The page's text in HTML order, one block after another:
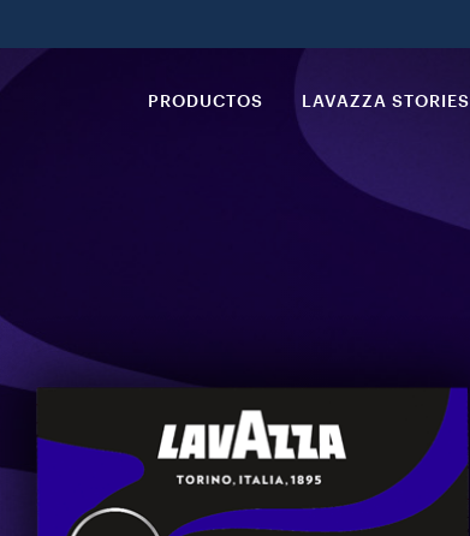
PRODUCTOS LAVAZZA STORIES